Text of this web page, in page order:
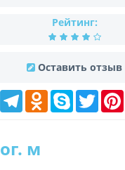
Рейтинг:
Оставить отзыв
FacebookTelegramOdnoklassniki
Skype Twitter
м